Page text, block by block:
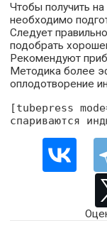
Чтобы получить
необходимо
Следует
подобрать
Рекомендуют
Методика более
оплодотворение
[tubepress
спариваются